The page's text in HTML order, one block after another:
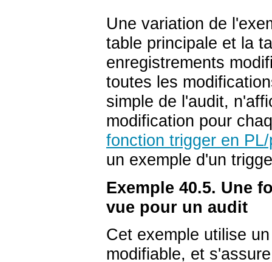
Une variation de
table principale et la
enregistrements
toutes les
simple de l'audit,
modification pour
fonction trigger en
un exemple d'un
Exemple 40.5. Une
vue pour un audit
Cet exemple utilise
modifiable, et